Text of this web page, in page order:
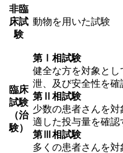
非臨
床試
験
動物を用いた試験
臨床
試験
（治
験）
第Ⅰ相試験
健全な方を対象と
泄、及び安全性を確
第Ⅱ相試験
少数の患者さんを
適した投与量を確認
第Ⅲ相試験
多くの患者さんを